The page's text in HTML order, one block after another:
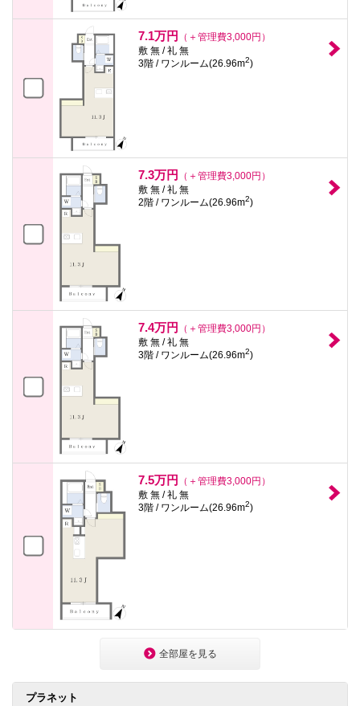
7.1万円
（＋管理費3,000円）
敷 無 / 礼 無
3階 / ワンルーム(26.96m2)
7.3万円
（＋管理費3,000円）
敷 無 / 礼 無
2階 / ワンルーム(26.96m2)
7.4万円
（＋管理費3,000円）
敷 無 / 礼 無
3階 / ワンルーム(26.96m2)
7.5万円
（＋管理費3,000円）
敷 無 / 礼 無
3階 / ワンルーム(26.96m2)
全部屋を見る
プラネット